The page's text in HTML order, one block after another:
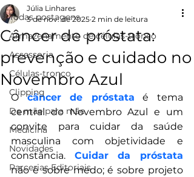
Todas postagens
Armazenamento de células-tronco
Assessoria
Células-tronco
Clipping
De mãe para mãe
Medicina
Novidades
Parcerias Editoriais
Câncer de próstata:
prevenção e cuidado no
Novembro Azul
Júlia Linhares
3 de nov. de 2025 2 min de leitura
O câncer de próstata é tema
central do Novembro Azul e um
convite para cuidar da saúde
masculina com objetividade e
constância.
não é sobre medo; é sobre projeto